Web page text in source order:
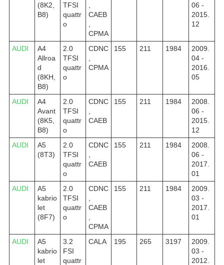
(8K2,
B8)
TFSI
quattr
o
CAEB
CPMA
06 -
2015.
12
AUDI
A4
Allroa
d
(8KH,
B8)
2.0
TFSI
quattr
o
CDNC
CPMA
155 211 1984
2009.
04 -
2016.
05
AUDI
A4
Avant
(8K5,
B8)
2.0
TFSI
quattr
o
CDNC
CAEB
155 211 1984
2008.
06 -
2015.
12
AUDI
A5
(8T3)
2.0
TFSI
quattr
o
CDNC
CAEB
155 211 1984
2008.
06 -
2017.
01
AUDI
A5
kabrio
let
(8F7)
2.0
TFSI
quattr
o
CDNC
CAEB
CPMA
155 211 1984
2009.
03 -
2017.
01
AUDI
A5
kabrio
let
3.2
FSI
quattr
CALA 195 265 3197
2009.
03 -
2012.